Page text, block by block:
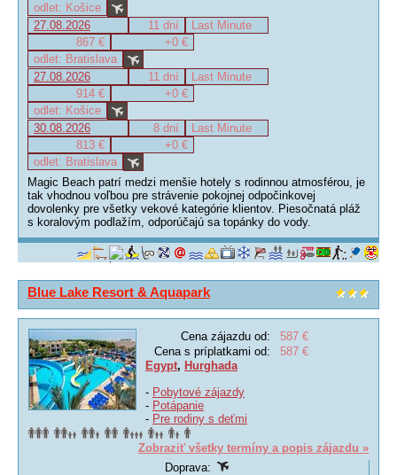
odlet: Košice
27.08.2026
11 dní
Last Minute
867 €
+0 €
odlet: Bratislava
27.08.2026
11 dní
Last Minute
914 €
+0 €
odlet: Košice
30.08.2026
8 dní
Last Minute
813 €
+0 €
odlet: Bratislava
Magic Beach patrí medzi menšie hotely s rodinnou atmosférou, je
tak vhodnou voľbou pre strávenie pokojnej odpočinkovej
dovolenky pre všetky vekové kategórie klientov. Piesočnatá pláž
s koralovým podlažím, odporúčajú sa topánky do vody.
Blue Lake Resort & Aquapark
Cena zájazdu od:
587 €
Cena s príplatkami od:
587 €
Egypt, Hurghada
- Pobytové zájazdy
- Potápanie
- Pre rodiny s deťmi
Zobraziť všetky termíny a popis zájazdu »
Doprava: